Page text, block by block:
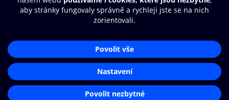
© O2 Czech Republic a.s.
Přístupnost
Zásady zpracování osobních údajů
Nastavení cookies
Aplikace O2 Knihovna
Čti a poslouchej své e-knihy a
audioknihy rychleji a pohodlněji.